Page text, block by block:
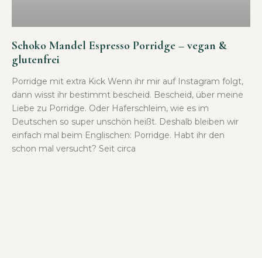
Schoko Mandel Espresso Porridge – vegan &
glutenfrei
Porridge mit extra Kick Wenn ihr mir auf Instagram folgt,
dann wisst ihr bestimmt bescheid. Bescheid, über meine
Liebe zu Porridge. Oder Haferschleim, wie es im
Deutschen so super unschön heißt. Deshalb bleiben wir
einfach mal beim Englischen: Porridge. Habt ihr den
schon mal versucht? Seit circa